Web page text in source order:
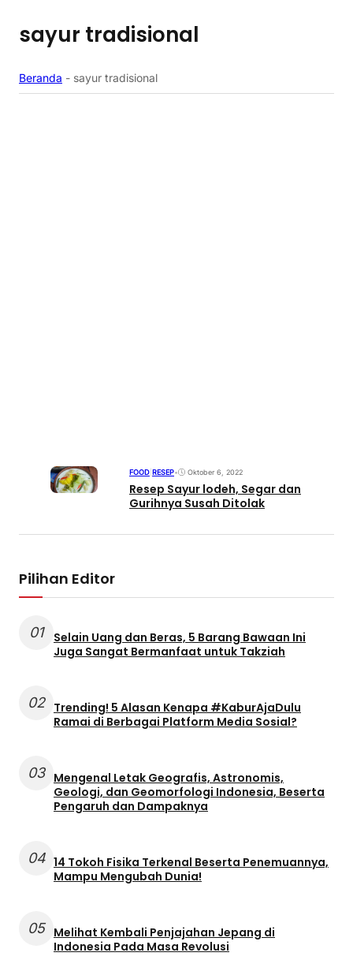
sayur tradisional
Beranda - sayur tradisional
FOOD RESEP• Oktober 6, 2022
Resep Sayur lodeh, Segar dan
Gurihnya Susah Ditolak
Pilihan Editor
01
Selain Uang dan Beras, 5 Barang Bawaan Ini
Juga Sangat Bermanfaat untuk Takziah
02 Trending! 5 Alasan Kenapa #KaburAjaDulu
Ramai di Berbagai Platform Media Sosial?
03 Mengenal Letak Geografis, Astronomis,
Geologi, dan Geomorfologi Indonesia, Beserta
Pengaruh dan Dampaknya
04 14 Tokoh Fisika Terkenal Beserta Penemuannya,
Mampu Mengubah Dunia!
05 Melihat Kembali Penjajahan Jepang di
Indonesia Pada Masa Revolusi